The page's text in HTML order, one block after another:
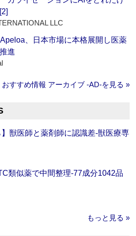
LLC
、日本市場に本格展開し医薬
進
おすすめ情報 アーカイブ ‐AD‐を見る »
】獣医師と薬剤師に認識差‐獣医療専
類似薬で中間整理‐77成分1042品
もっと見る »